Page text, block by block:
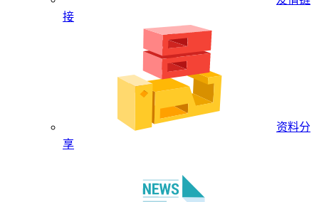
接
资料分
享